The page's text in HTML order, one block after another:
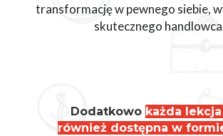
transformację w pewnego siebie,
skutecznego
Dodatkowo każda
również dostępna w